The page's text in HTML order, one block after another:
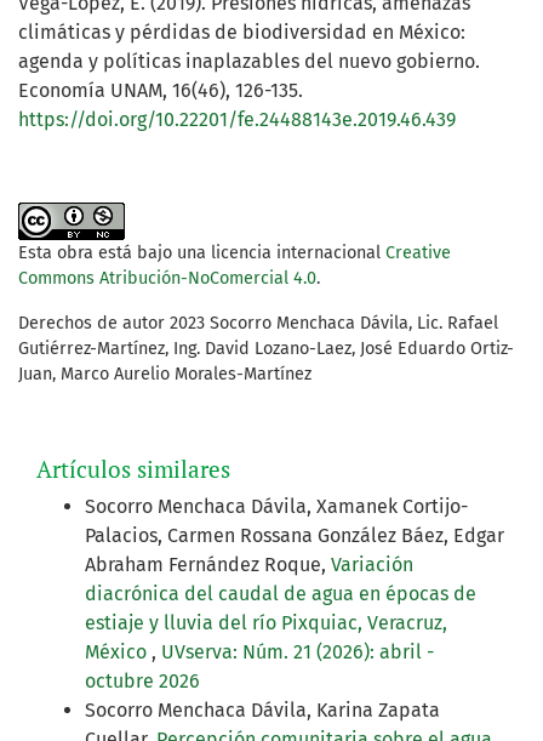
climáticas y pérdidas de biodiversidad en México:
agenda y políticas inaplazables del nuevo gobierno.
Economía UNAM, 16(46), 126-135.
https://doi.org/10.22201/fe.24488143e.2019.46.439
Esta obra está bajo una licencia internacional Creative
Commons Atribución-NoComercial 4.0.
Derechos de autor 2023 Socorro Menchaca Dávila, Lic. Rafael
Gutiérrez-Martínez, Ing. David Lozano-Laez, José Eduardo Ortiz-
Juan, Marco Aurelio Morales-Martínez
Artículos similares
Socorro Menchaca Dávila, Xamanek Cortijo-
Palacios, Carmen Rossana González Báez, Edgar
Abraham Fernández Roque, Variación
diacrónica del caudal de agua en épocas de
estiaje y lluvia del río Pixquiac, Veracruz,
México , UVserva: Núm. 21 (2026): abril -
octubre 2026
Socorro Menchaca Dávila, Karina Zapata